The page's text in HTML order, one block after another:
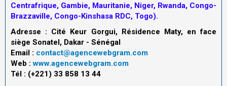
Centrafrique, Gambie, Mauritanie, Niger, Rwanda, Congo-
Brazzaville, Congo-Kinshasa RDC, Togo).
Adresse : Cité Keur Gorgui, Résidence Maty, en face
siège Sonatel, Dakar - Sénégal
Email : contact@agencewebgram.com
Web :www.agencewebgram.com
Tél : (+221) 33 858 13 44